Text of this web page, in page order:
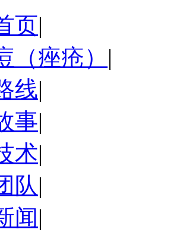
页|
（痤疮） |
线|
事|
术|
队|
闻|